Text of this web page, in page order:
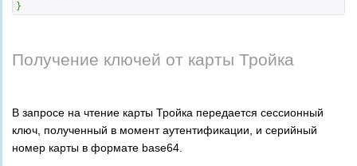
}
Получение ключей от карты Тройка
В запросе на чтение карты Тройка передается сессионный
ключ, полученный в момент аутентификации, и серийный
номер карты в формате base64.